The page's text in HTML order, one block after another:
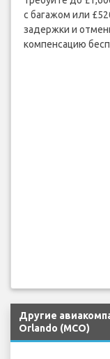
с багажом или
задержки и
компенсацию
Другие
Orlando (MCO)